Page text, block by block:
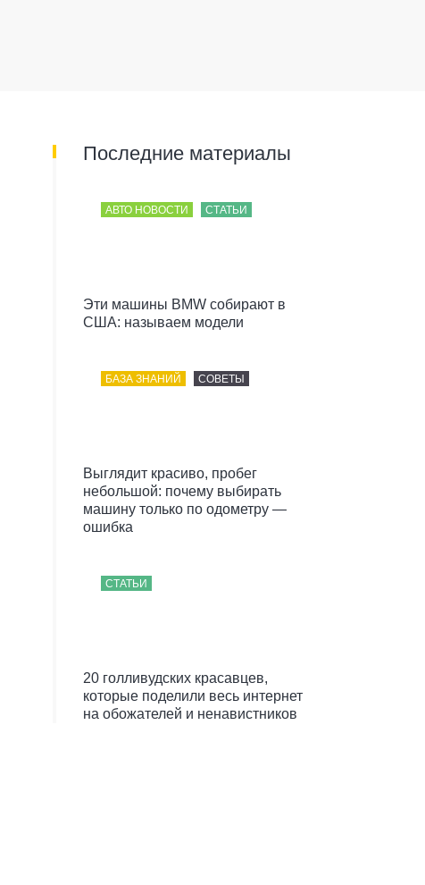
Последние материалы
АВТО НОВОСТИ СТАТЬИ
Эти машины BMW собирают в
США: называем модели
БАЗА ЗНАНИЙ СОВЕТЫ
Выглядит красиво, пробег
небольшой: почему выбирать
машину только по одометру —
ошибка
СТАТЬИ
20 голливудских красавцев,
которые поделили весь интернет
на обожателей и ненавистников